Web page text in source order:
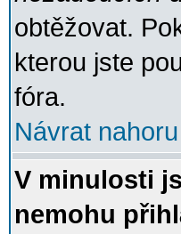
obtěžovat.
kterou jste
fóra.
Návrat nahoru
V minulosti
nemohu